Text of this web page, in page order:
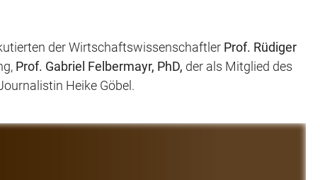
der Wirtschaftswissenschaftler Prof. Rüdiger
Prof. Gabriel Felbermayr, PhD, der als Mitglied des
Heike Göbel.